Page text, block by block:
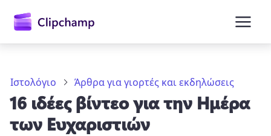
περιεχόμενο
Ιστολόγιο Άρθρα για γιορτές και εκδηλώσεις
16 ιδέες βίντεο για την Ημέρα
των Ευχαριστιών